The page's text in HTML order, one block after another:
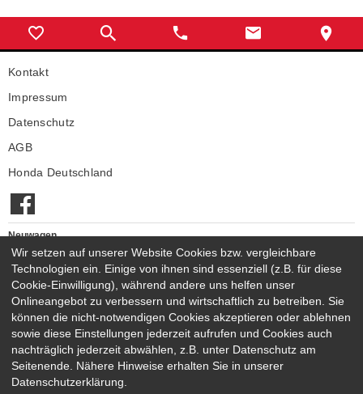
Kontakt
Impressum
Datenschutz
AGB
Honda Deutschland
Neuwagen
Honda Neuwagen
Gebrauchtwagen
Honda Gebrauchtwagen
Honda Vorführwagen
Gesamtbestand
NEUWAGENMODELLE
HONDA JAZZ E:HEV
HONDA CIVIC E:HEV
Wir setzen auf unserer Website Cookies bzw. vergleichbare
Technologien ein. Einige von ihnen sind essenziell (z.B. für diese
Cookie-Einwilligung), während andere uns helfen unser
Onlineangebot zu verbessern und wirtschaftlich zu betreiben. Sie
können die nicht-notwendigen Cookies akzeptieren oder ablehnen
sowie diese Einstellungen jederzeit aufrufen und Cookies auch
nachträglich jederzeit abwählen, z.B. unter Datenschutz am
Seitenende. Nähere Hinweise erhalten Sie in unserer
Datenschutzerklärung.